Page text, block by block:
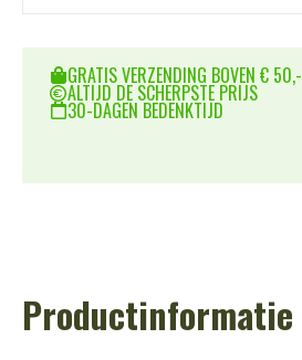
GRATIS VERZENDING BOVEN € 50,-
ALTIJD DE SCHERPSTE PRIJS
30-DAGEN BEDENKTIJD
Productinformatie